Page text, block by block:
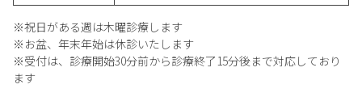
※祝日がある週は木曜診療します
※お盆、年末年始は休診いたします
※受付は、診療開始30分前から診療終了15分後まで対応しており
ます